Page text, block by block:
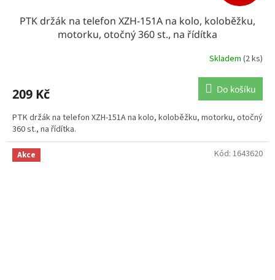
PTK držák na telefon XZH-151A na kolo, koloběžku,
motorku, otočný 360 st., na řídítka
Skladem (2 ks)
209 Kč Do košíku
PTK držák na telefon XZH-151A na kolo, koloběžku, motorku, otočný
360 st., na řídítka.
Akce Kód: 1643620